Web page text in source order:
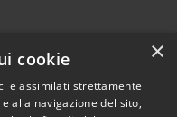
×
cookie
e assimilati strettamente
alla navigazione del sito,